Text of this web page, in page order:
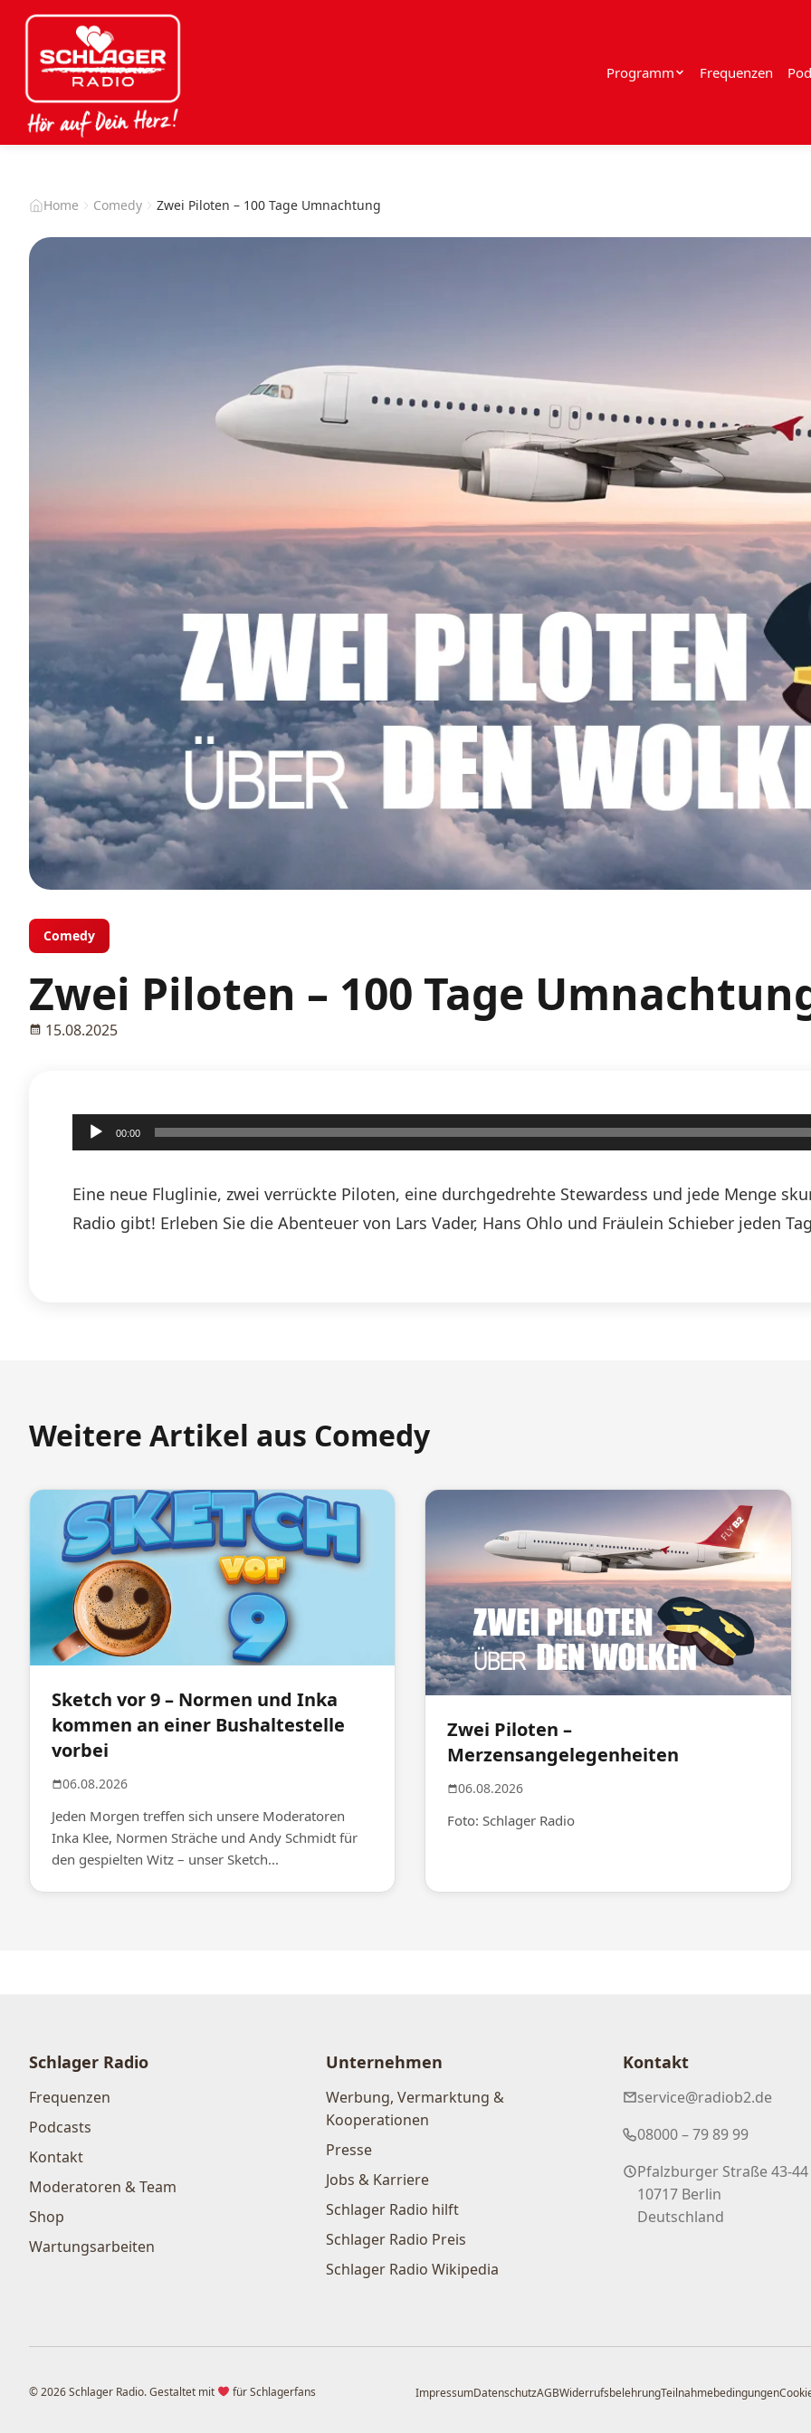
Programm Frequenzen
Home Comedy Zwei Piloten – 100 Tage Umnachtung
Comedy
Zwei Piloten – 100 Tage
15.08.2025
Audio-
Player
00:00
Eine neue Fluglinie, zwei verrückte Piloten, eine durchgedrehte Stewardess und jede Menge
Radio gibt! Erleben Sie die Abenteuer von Lars Vader, Hans Ohlo und Fräulein Schieber jeden
Weitere Artikel aus Comedy
Sketch vor 9 – Normen und Inka
kommen an einer Bushaltestelle
vorbei
06.08.2026
Jeden Morgen treffen sich unsere Moderatoren
Inka Klee, Normen Sträche und Andy Schmidt für
den gespielten Witz – unser Sketch...
Zwei Piloten –
Merzensangelegenheiten
06.08.2026
Foto: Schlager Radio
Schlager Radio
Frequenzen
Podcasts
Kontakt
Moderatoren & Team
Shop
Wartungsarbeiten
Unternehmen
Werbung, Vermarktung &
Kooperationen
Presse
Jobs & Karriere
Schlager Radio hilft
Schlager Radio Preis
Schlager Radio Wikipedia
Kontakt
service@radiob2.de
08000 – 79 89 99
Pfalzburger Straße 43-44
10717 Berlin
Deutschland
© 2026 Schlager Radio. Gestaltet mit für Schlagerfans ImpressumDatenschutzAGBWiderrufsbelehrungTeilnahmebedingungen